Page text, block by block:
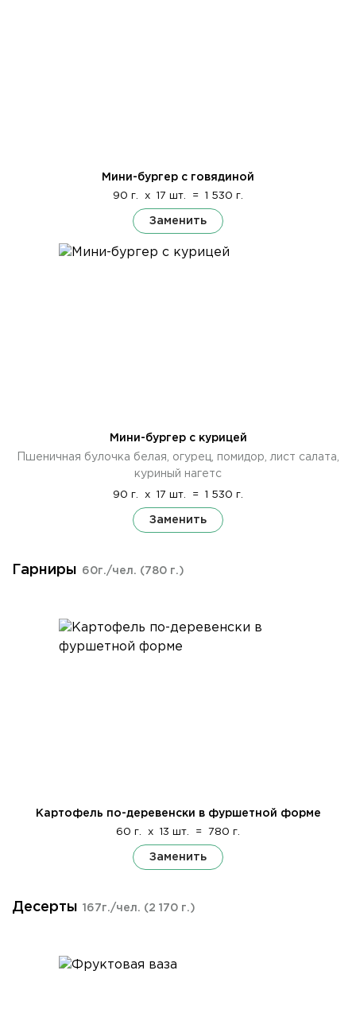
Мини-бургер с говядиной
90 г. x 17 шт. = 1 530 г.
Заменить
Мини-бургер с курицей
Пшеничная булочка белая, огурец, помидор, лист салата,
куриный нагетс
90 г. x 17 шт. = 1 530 г.
Заменить
Гарниры 60г./чел. (780 г.)
Картофель по-деревенски в фуршетной форме
60 г. x 13 шт. = 780 г.
Заменить
Десерты 167г./чел. (2 170 г.)